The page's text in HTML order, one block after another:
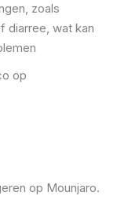
zoals
diarree, wat kan
op
op Mounjaro.